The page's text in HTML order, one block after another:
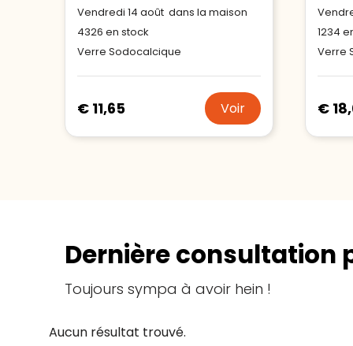
Vendredi 14 août dans la maison
4326 en stock
Verre Sodocalcique
€ 11,65 Voir
1234
Verre
€
Dernière consultation
Toujours sympa à avoir hein !
Aucun résultat trouvé.